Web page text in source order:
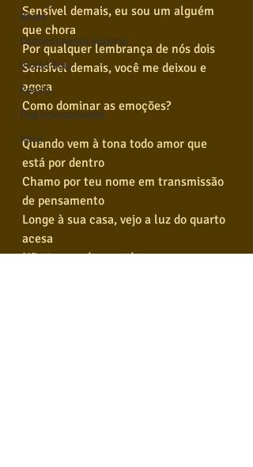
Blues
Conhecimento musical
Violão Solo
Poesia
Pop Internacional
Rock
Sensível demais, eu sou um alguém
que chora
Por qualquer lembrança de nós dois
Sensível demais, você me deixou e
agora
Como dominar as emoções?
Quando vem à tona todo amor que
está por dentro
Chamo por teu nome em transmissão
de pensamento
Longe à sua casa, vejo a luz do quarto
acesa
Não tem nada quando vaza que